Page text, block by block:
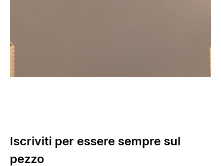
Iscriviti per essere sempre sul
pezzo